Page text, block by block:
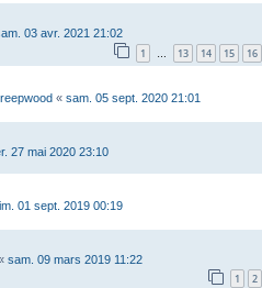
03 avr. 2021 21:02
1 … 13 14 15 16
« sam. 05 sept. 2020 21:01
27 mai 2020 23:10
01 sept. 2019 00:19
sam. 09 mars 2019 11:22
1 2